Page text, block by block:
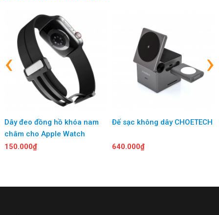
Dây đeo đồng hồ khóa nam
châm cho Apple Watch
150.000₫
Đế sạc không dây CHOETECH
640.000₫
‹ ›